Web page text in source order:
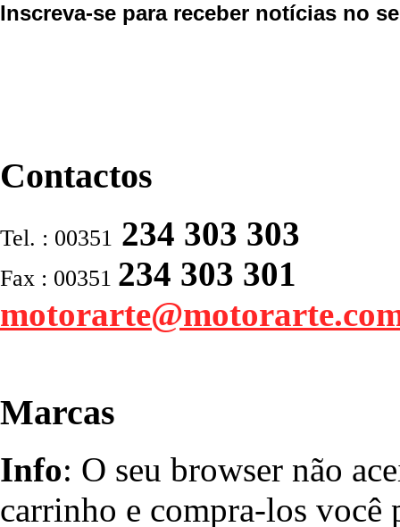
Inscreva-se para receber notícias no
Contactos
Tel. : 00351 234 303 303
Fax : 00351 234 303 301
Marcas
Info: O seu browser não
carrinho e compra-los você